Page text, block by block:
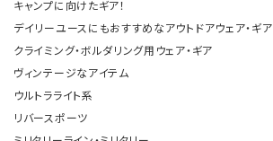
キャンプに向けたギア！
デイリーユースにもおすすめなアウトドアウェア・ギア
クライミング・ボルダリング用ウェア・ギア
ヴィンテージなアイテム
ウルトラライト系
リバースポーツ